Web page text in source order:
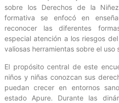
sobre los Derechos de la
formativa se enfocó en
reconocer las diferentes
especial atención a los riesgos
valiosas herramientas sobre el
El propósito central de este
niños y niñas conozcan sus
puedan crecer en entornos
estado Apure. Durante las